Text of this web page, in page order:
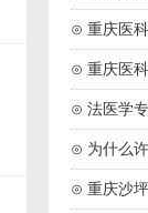
卫生学校
⊙ 重庆医
线
⊙ 重庆医
排名
⊙ 法医学
样？
⊙ 为什么
业好吗
⊙ 重庆沙